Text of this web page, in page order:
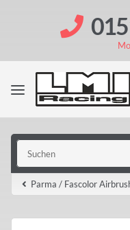
Parma / Fascolor